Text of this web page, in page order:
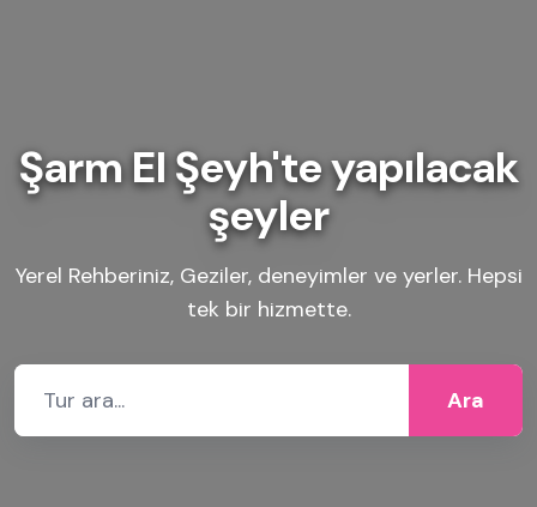
Şarm El Şeyh'te yapılacak
şeyler
Yerel Rehberiniz, Geziler, deneyimler ve yerler. Hepsi
tek bir hizmette.
Ara